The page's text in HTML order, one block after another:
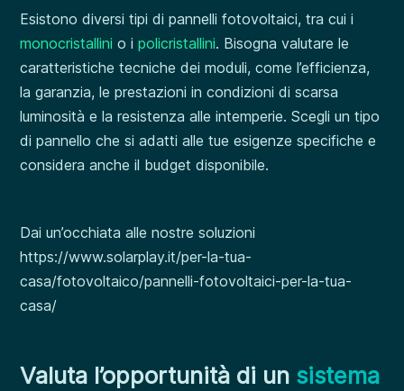
Esistono diversi tipi di pannelli fotovoltaici, tra cui i
monocristallini o ipolicristallini. Bisogna valutare le
caratteristiche tecniche dei moduli, come l’efficienza,
la garanzia, le prestazioni in condizioni di scarsa
luminosità e la resistenza alle intemperie. Scegli un tipo
di pannello che si adatti alle tue esigenze specifiche e
considera anche il budget disponibile.
Dai un’occhiata alle nostre soluzioni
https://www.solarplay.it/per-la-tua-
casa/fotovoltaico/pannelli-fotovoltaici-per-la-tua-
casa/
Valuta l’opportunità di un sistema